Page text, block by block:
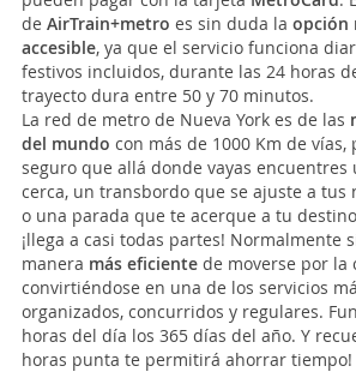
de AirTrain+metro es sin duda la opción
accesible, ya que el servicio funciona
festivos incluidos, durante las 24 horas
trayecto dura entre 50 y 70 minutos.
La red de metro de Nueva York es de las
del mundo con más de 1000 Km de vías,
seguro que allá donde vayas encuentres
cerca, un transbordo que se ajuste a tus
o una parada que te acerque a tu
¡llega a casi todas partes! Normalmente
manera más eficiente de moverse por la
convirtiéndose en una de los servicios
organizados, concurridos y regulares.
horas del día los 365 días del año. Y
horas punta te permitirá ahorrar tiempo!